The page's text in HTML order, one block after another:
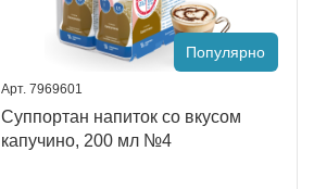
Популярно
Арт. 7969601
Суппортан напиток со вкусом
капучино, 200 мл №4